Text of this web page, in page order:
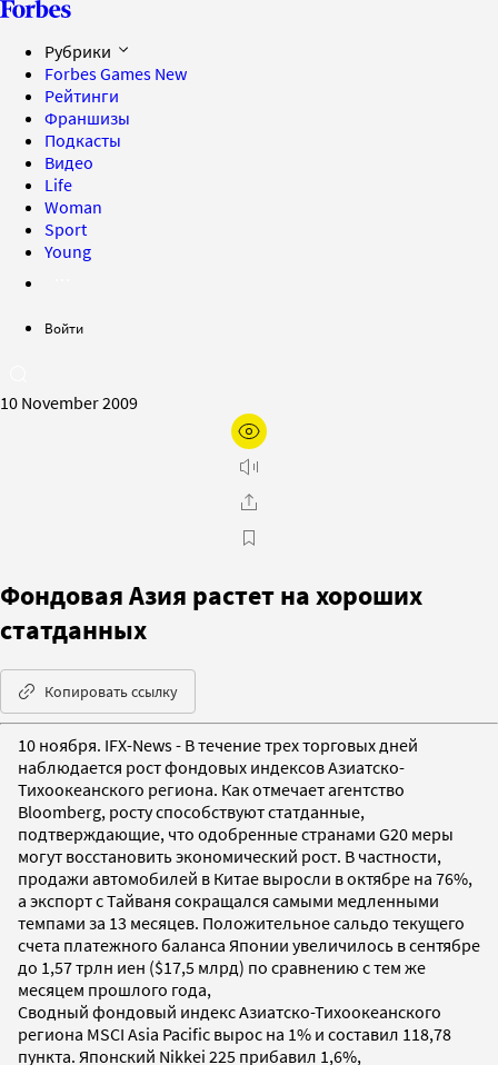
Рубрики
Forbes Games New
Рейтинги
Франшизы
Подкасты
Видео
Life
Woman
Sport
Young
Войти
10 November 2009
Фондовая Азия растет на хороших
статданных
Копировать ссылку
10 ноября. IFX-News - В течение трех торговых дней
наблюдается рост фондовых индексов Азиатско-
Тихоокеанского региона. Как отмечает агентство
Bloomberg, росту способствуют статданные,
подтверждающие, что одобренные странами G20 меры
могут восстановить экономический рост. В частности,
продажи автомобилей в Китае выросли в октябре на 76%,
а экспорт с Тайваня сокращался самыми медленными
темпами за 13 месяцев. Положительное сальдо текущего
счета платежного баланса Японии увеличилось в сентябре
до 1,57 трлн иен ($17,5 млрд) по сравнению с тем же
месяцем прошлого года,
Сводный фондовый индекс Азиатско-Тихоокеанского
региона MSCI Asia Pacific вырос на 1% и составил 118,78
пункта. Японский Nikkei 225 прибавил 1,6%,